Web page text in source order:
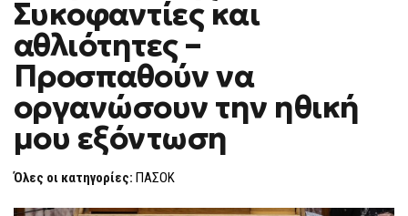
ΑΘΛΙΌΤΗΤΕΣ
–
ΠΡΟΣΠΑΘΟΎΝ
ΝΑ
ΟΡΓΑΝΏΣΟΥΝ
ΤΗΝ
ΜΟΥ
Συκοφαντίες και
αθλιότητες –
Προσπαθούν να
οργανώσουν την ηθική
μου εξόντωση
Όλες οι κατηγορίες: ΠΑΣΟΚ